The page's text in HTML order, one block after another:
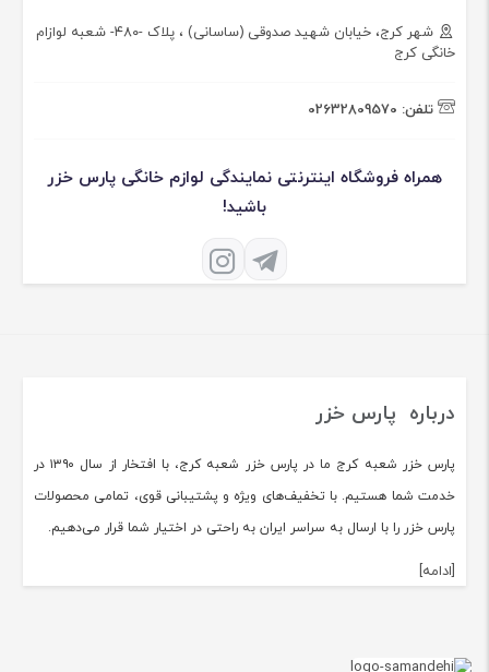
شهر کرج، خیابان شهید صدوقی (ساسانی) ، پلاک -۴۸۰- شعبه لوازام
خانگی کرج
تلفن: 02632809570
همراه فروشگاه اینترنتی نمایندگی لوازم خانگی پارس خزر
باشید!
درباره پارس خزر
پارس خزر شعبه کرج ما در پارس خزر شعبه کرج، با افتخار از سال ۱۳۹۰ در
خدمت شما هستیم. با تخفیف‌های ویژه و پشتیبانی قوی، تمامی محصولات
پارس خزر را با ارسال به سراسر ایران به راحتی در اختیار شما قرار می‌دهیم.
[ادامه]